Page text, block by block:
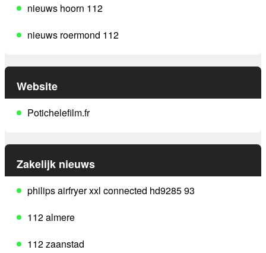
nieuws hoorn 112
nieuws roermond 112
Website
Potichelefilm.fr
Zakelijk nieuws
philips airfryer xxl connected hd9285 93
112 almere
112 zaanstad